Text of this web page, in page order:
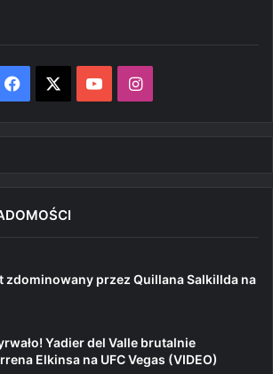
Facebook YouTubeInstagram
zdominowany przez Quillana Salkillda na
Yadier del Valle brutalnie
Elkinsa na UFC Vegas (VIDEO)